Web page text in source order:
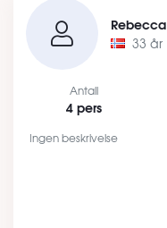
Rebecca
33 år
Antall
4 pers
Ingen beskrivelse